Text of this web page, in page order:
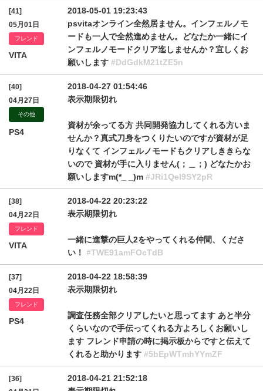
[41]
05月01日
フレンド
VITA
2018-05-01 19:23:43
psvitaオンライン全然居ません。インフェルノモ
ードも一人で全然進めません。どなたか一緒にイ
ンフェルノモードクリア迄しませんか？宜しくお
願いします #DdGdkM21tZE5n
[40]
04月27日
その他
PS4
2018-04-27 01:54:46
表示期限切れ
資材が余ってる方 共同開発協力してくれる方いま
せんか？真式刀身をつくりたいのですが資材が足
りなくて インフェルノモードもクリアしききらな
いので 資材が手に入りません(；＿；) どなたかお
願いしますm(*_ _)m #JRi1Qel9SY2pR
[38]
04月22日
フレンド
VITA
2018-04-22 20:23:22
表示期限切れ
一緒に進撃の巨人2をやってくれる仲間、くださ
い！ #TWE91amFOcTdB
[37]
04月22日
フレンド
PS4
2018-04-22 18:58:39
表示期限切れ
調査任務全部クリアしたいと思ってます あと半分
くらいなので手伝ってくれる方よろしくお願いし
ます フレンド申請の時に掲示板からですと伝えて
くれると助かります #5bEpWTmhYYmZF
[36]
2018-04-21 21:52:18